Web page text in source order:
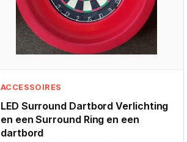
ACCESSOIRES
LED Surround Dartbord Verlichting
en een Surround Ring en een
dartbord